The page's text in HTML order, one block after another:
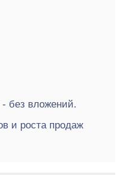
без вложений.
и роста продаж